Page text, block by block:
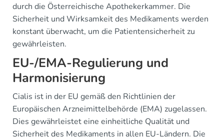
durch die Österreichische Apothekerkammer. Die
Sicherheit und Wirksamkeit des Medikaments werden
konstant überwacht, um die Patientensicherheit zu
gewährleisten.
EU-/EMA-Regulierung und
Harmonisierung
Cialis ist in der EU gemäß den Richtlinien der
Europäischen Arzneimittelbehörde (EMA) zugelassen.
Dies gewährleistet eine einheitliche Qualität und
Sicherheit des Medikaments in allen EU-Ländern. Die